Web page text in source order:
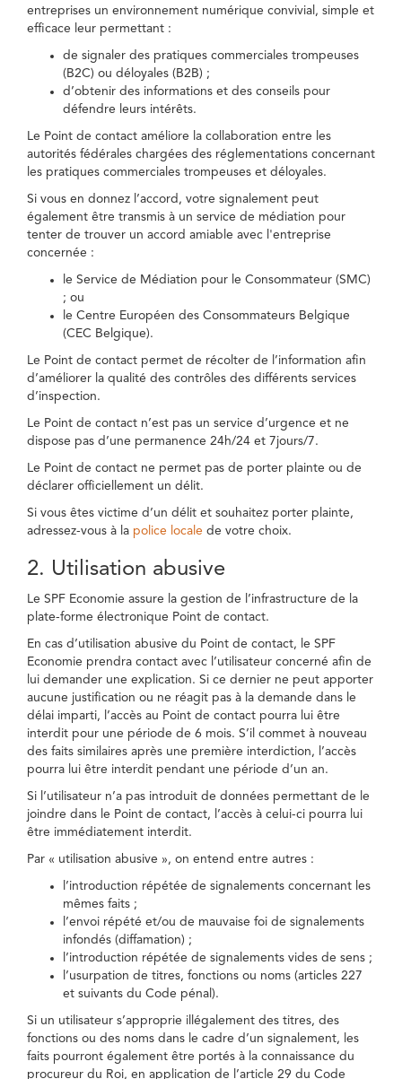
entreprises un environnement numérique convivial, simple et
efficace leur permettant :
de signaler des pratiques commerciales trompeuses
(B2C) ou déloyales (B2B) ;
d’obtenir des informations et des conseils pour
défendre leurs intérêts.
Le Point de contact améliore la collaboration entre les
autorités fédérales chargées des réglementations concernant
les pratiques commerciales trompeuses et déloyales.
Si vous en donnez l’accord, votre signalement peut
également être transmis à un service de médiation pour
tenter de trouver un accord amiable avec l'entreprise
concernée :
le Service de Médiation pour le Consommateur (SMC)
; ou
le Centre Européen des Consommateurs Belgique
(CEC Belgique).
Le Point de contact permet de récolter de l’information afin
d’améliorer la qualité des contrôles des différents services
d’inspection.
Le Point de contact n’est pas un service d’urgence et ne
dispose pas d’une permanence 24h/24 et 7jours/7.
Le Point de contact ne permet pas de porter plainte ou de
déclarer officiellement un délit.
Si vous êtes victime d’un délit et souhaitez porter plainte,
adressez-vous à la police locale de votre choix.
2. Utilisation abusive
Le SPF Economie assure la gestion de l’infrastructure de la
plate-forme électronique Point de contact.
En cas d’utilisation abusive du Point de contact, le SPF
Economie prendra contact avec l’utilisateur concerné afin de
lui demander une explication. Si ce dernier ne peut apporter
aucune justification ou ne réagit pas à la demande dans le
délai imparti, l’accès au Point de contact pourra lui être
interdit pour une période de 6 mois. S’il commet à nouveau
des faits similaires après une première interdiction, l’accès
pourra lui être interdit pendant une période d’un an.
Si l’utilisateur n’a pas introduit de données permettant de le
joindre dans le Point de contact, l’accès à celui-ci pourra lui
être immédiatement interdit.
Par « utilisation abusive », on entend entre autres :
l’introduction répétée de signalements concernant les
mêmes faits ;
l’envoi répété et/ou de mauvaise foi de signalements
infondés (diffamation) ;
l’introduction répétée de signalements vides de sens ;
l’usurpation de titres, fonctions ou noms (articles 227
et suivants du Code pénal).
Si un utilisateur s’approprie illégalement des titres, des
fonctions ou des noms dans le cadre d’un signalement, les
faits pourront également être portés à la connaissance du
procureur du Roi, en application de l’article 29 du Code